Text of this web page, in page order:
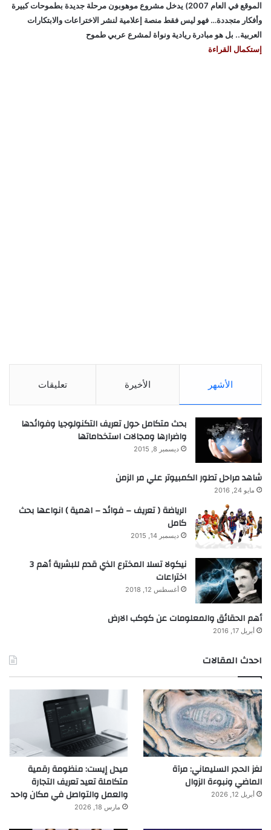
الموقع في العام 2007) يدخل مشروع موهوبون مرحلة جديدة بطموحات كبيرة
وأفكار متجددة… فهو ليس فقط منصة إعلامية لنشر الاختراعات والابتكارات
العربية.. بل هو مبادرة ريادية ونواة لمشرع عربي طموح
إستكمال القراءة
الأشهر الأخيرة تعليقات
بحث متكامل حول تعريف التكنولوجيا وفوائدها
واضرارها ومجالات استخداماتها
ديسمبر 8, 2015
شاهد مراحل تطور الكمبيوتر علي مر الزمن
مايو 24, 2016
الرياضة ( تعريف – فوائد – اهمية ) انواعها بحث
كامل
ديسمبر 14, 2015
نيكولا تسلا المخترع الذي قدم للبشرية أهم 3
اختراعات
أغسطس 12, 2018
أهم الحقائق والمعلومات عن كوكب الارض
أبريل 17, 2016
احدث المقالات
لغز الحجر السليماني: مرآة
الماضي ونبوءة الزوال
أبريل 12, 2026
ميدل إيست: منظومة رقمية
متكاملة تعيد تعريف التجارة
والعمل والتواصل في مكان واحد
مارس 18, 2026